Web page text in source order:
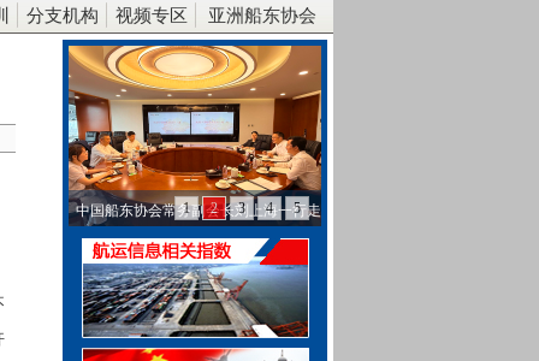
分支机构 视频专区 亚洲船东协会
中国船东协会常务副会长刘上海一行走
访工银金融租赁…
1 2 3 4 5